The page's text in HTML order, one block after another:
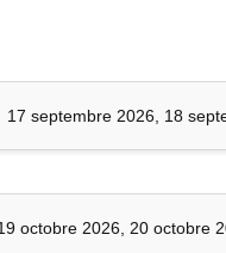
17 septembre 2026, 18
octobre 2026, 20 octobre